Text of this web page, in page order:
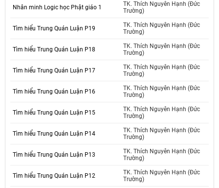
Nhân minh Logic học Phật giáo 1
TK. Thích Nguyên Hạnh (Đức
Trường)
Tìm hiểu Trung Quán Luận P19
TK. Thích Nguyên Hạnh (Đức
Trường)
Tìm hiểu Trung Quán Luận P18
TK. Thích Nguyên Hạnh (Đức
Trường)
Tìm hiểu Trung Quán Luận P17
TK. Thích Nguyên Hạnh (Đức
Trường)
Tìm hiểu Trung Quán Luận P16
TK. Thích Nguyên Hạnh (Đức
Trường)
Tìm hiểu Trung Quán Luận P15
TK. Thích Nguyên Hạnh (Đức
Trường)
Tìm hiểu Trung Quán Luận P14
TK. Thích Nguyên Hạnh (Đức
Trường)
Tìm hiểu Trung Quán Luận P13
TK. Thích Nguyên Hạnh (Đức
Trường)
Tìm hiểu Trung Quán Luận P12
TK. Thích Nguyên Hạnh (Đức
Trường)